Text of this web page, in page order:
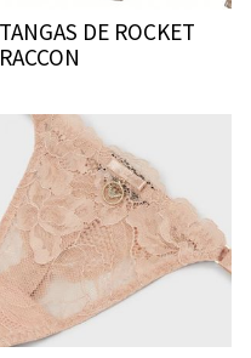
TANGAS DE ROCKET
RACCON